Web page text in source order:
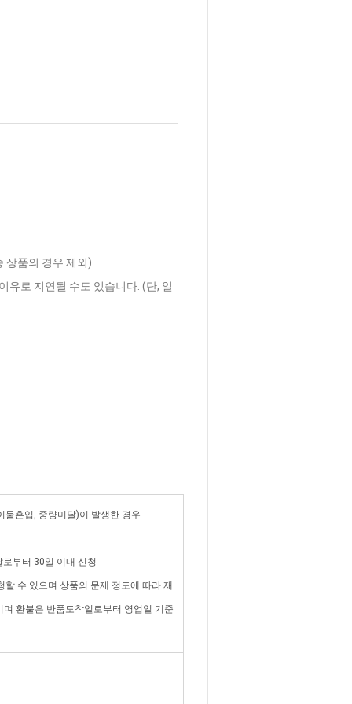
상품의 경우 제외)
유로 지연될 수도 있습니다. (단, 일
혼입, 중량미달)이 발생한 경우
부터 30일 이내 신청
수 있으며 상품의 문제 정도에 따라 재
환불은 반품도착일로부터 영업일 기준